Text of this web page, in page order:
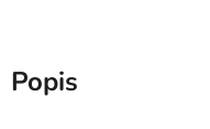
Popis